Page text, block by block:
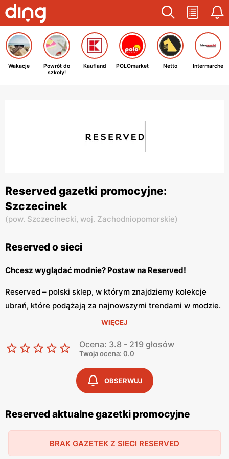
Wakacje
Powrót do
szkoły!
Kaufland POLOmarket Netto Intermarche
Reserved gazetki promocyjne:
Szczecinek
(pow. Szczecinecki, woj. Zachodniopomorskie)
Reserved o sieci
Chcesz wyglądać modnie? Postaw na Reserved!
Reserved – polski sklep, w którym znajdziemy kolekcje
ubrań, które podążają za najnowszymi trendami w modzie.
Reserved powstał w Polsce w 1998 roku w Gdańsku i
należą Cropp, House, Mohito oraz Sinsay. Założycielami
sieci sklepów są Marek Piechocki i Jerzy Lubianiec.
Reserved zachwyca swoim kolekcjami. Co tydzień
możemy odkryć nowe ubrania, które ma do zaoferowania
influrencerów jak również z światowych wybiegów. Sklep
oferuje zarówno markową odzież dla kobiet jak i mężczyzn
oraz dzieci. Reserved posiada swoją stronę internetową
WIĘCEJ
Ocena: 3.8 - 219 głosów
Twoja ocena: 0.0
OBSERWUJ
Reserved aktualne gazetki promocyjne
BRAK GAZETEK Z SIECI RESERVED